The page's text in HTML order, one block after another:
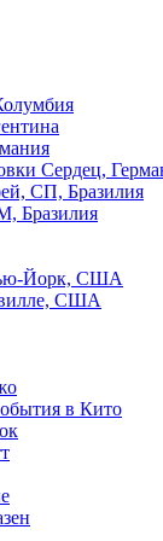
Сердец,
СП, Бразилия
Бразилия
Йорк, США
США
в Кито